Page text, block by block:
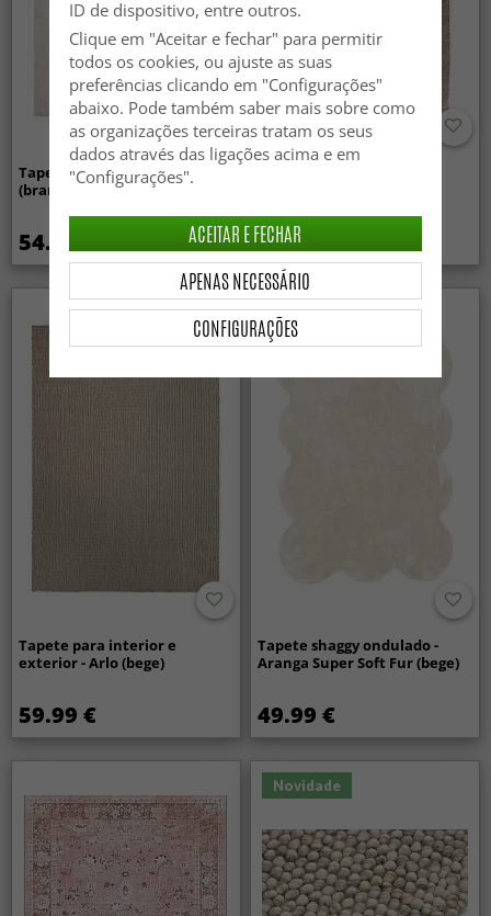
Tapete Wilton - Sunayama
(branco)
54.99 € 34.99 €
Tapete para interior e
exterior - Arlo (bege)
59.99 €
Novidade
Tapete shaggy ondulado -
Aranga Super Soft Fur (bege)
49.99 €
Novidade
ID de dispositivo, entre outros.
Clique em "Aceitar e fechar" para permitir
todos os cookies, ou ajuste as suas
preferências clicando em "Configurações"
abaixo. Pode também saber mais sobre como
as organizações terceiras tratam os seus
dados através das ligações acima e em
"Configurações".
CONFIGURAÇÕES
APENAS NECESSÁRIO
ACEITAR E FECHAR